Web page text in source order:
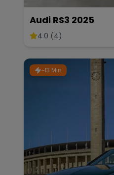
Audi RS3 2025
4.0 (4)
~13 Min